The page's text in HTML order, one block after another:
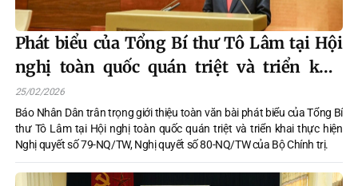
Phát biểu của Tổng Bí thư Tô Lâm tại Hội
nghị toàn quốc quán triệt và triển khai
thực hiện Nghị quyết số 79-NQ/TW, Nghị
quyết số 80-NQ/TW của Bộ Chính trị
25/02/2026
Báo Nhân Dân trân trọng giới thiệu toàn văn bài phát biểu của Tổng Bí
thư Tô Lâm tại Hội nghị toàn quốc quán triệt và triển khai thực hiện
Nghị quyết số 79-NQ/TW, Nghị quyết số 80-NQ/TW của Bộ Chính trị.